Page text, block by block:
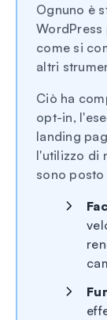
Ognuno è
come si
altri
Ciò ha
opt-in,
landing
l'utilizzo di
sono posto